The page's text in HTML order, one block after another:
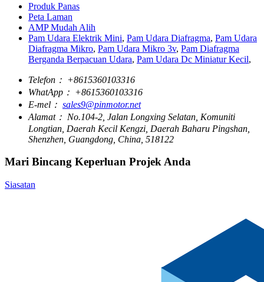
Produk Panas
Peta Laman
AMP Mudah Alih
Pam Udara Elektrik Mini, Pam Udara Diafragma, Pam Udara
Diafragma Mikro, Pam Udara Mikro 3v, Pam Diafragma
Berganda Berpacuan Udara, Pam Udara Dc Miniatur Kecil,
Telefon： +8615360103316
WhatApp： +8615360103316
E-mel： sales9@pinmotor.net
Alamat： No.104-2, Jalan Longxing Selatan, Komuniti
Longtian, Daerah Kecil Kengzi, Daerah Baharu Pingshan,
Shenzhen, Guangdong, China, 518122
Mari Bincang Keperluan Projek Anda
Siasatan